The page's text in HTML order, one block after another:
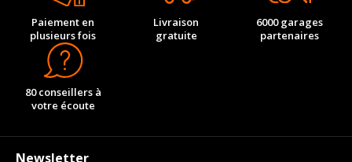
Paiement en
plusieurs fois
Livraison
gratuite
6000 garages
partenaires
80 conseillers à
votre écoute
Newsletter